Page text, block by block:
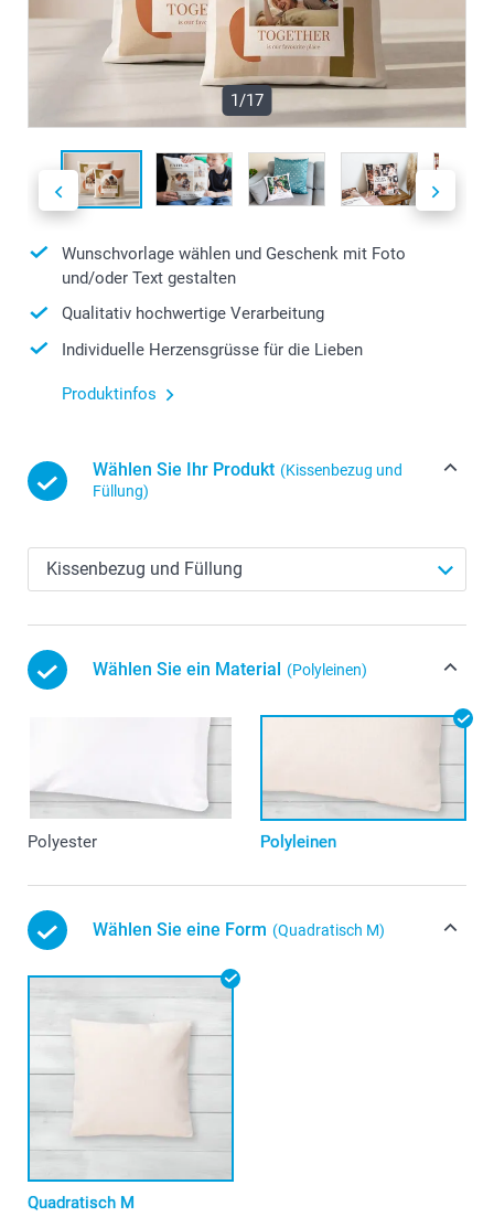
1/17
Wunschvorlage wählen und Geschenk mit Foto
und/oder Text gestalten
Qualitativ hochwertige Verarbeitung
Individuelle Herzensgrüsse für die Lieben
Produktinfos
Wählen Sie Ihr Produkt (Kissenbezug und
Füllung)
Wählen Sie ein Material (Polyleinen)
Polyester Polyleinen
Wählen Sie eine Form (Quadratisch M)
Quadratisch M